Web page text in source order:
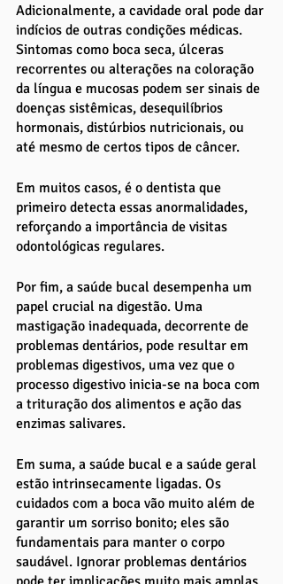
Adicionalmente, a cavidade oral pode dar
indícios de outras condições médicas.
Sintomas como boca seca, úlceras
recorrentes ou alterações na coloração
da língua e mucosas podem ser sinais de
doenças sistêmicas, desequilíbrios
hormonais, distúrbios nutricionais, ou
até mesmo de certos tipos de câncer.
Em muitos casos, é o dentista que
primeiro detecta essas anormalidades,
reforçando a importância de visitas
odontológicas regulares.
Por fim, a saúde bucal desempenha um
papel crucial na digestão. Uma
mastigação inadequada, decorrente de
problemas dentários, pode resultar em
problemas digestivos, uma vez que o
processo digestivo inicia-se na boca com
a trituração dos alimentos e ação das
enzimas salivares.
Em suma, a saúde bucal e a saúde geral
estão intrinsecamente ligadas. Os
cuidados com a boca vão muito além de
garantir um sorriso bonito; eles são
fundamentais para manter o corpo
saudável. Ignorar problemas dentários